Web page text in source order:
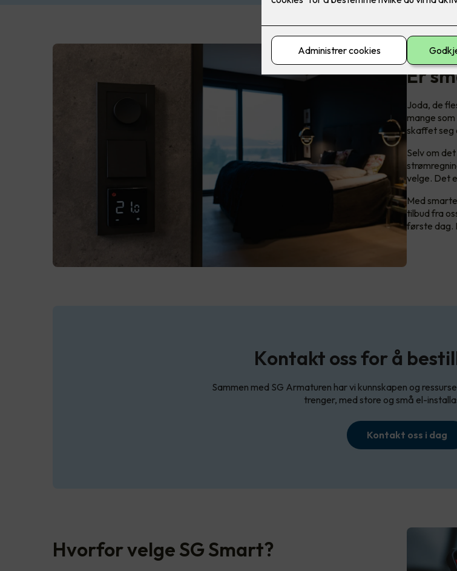
Er
Joda, de
mange
skaffet seg
Selv om
velge. Det
Med
tilbud fra
første dag.
Kontakt oss for å
Sammen med SG Armaturen har vi kunnskapen og
trenger, med store og små el-
Kontakt oss i dag
Hvorfor velge SG Smart?